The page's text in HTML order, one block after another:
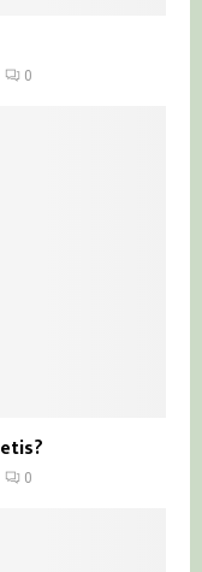
0
0